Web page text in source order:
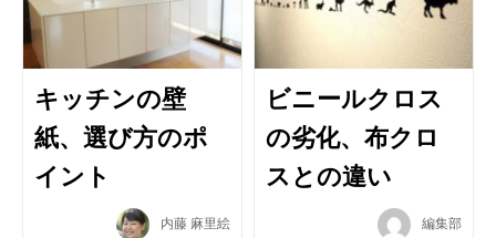
キッチンの壁
紙、選び方のポ
イント
内藤 麻里絵
ビニールクロス
の劣化、布クロ
スとの違い
編集部